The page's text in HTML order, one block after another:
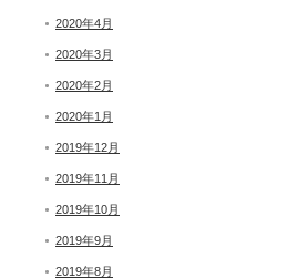
2020年4月
2020年3月
2020年2月
2020年1月
2019年12月
2019年11月
2019年10月
2019年9月
2019年8月